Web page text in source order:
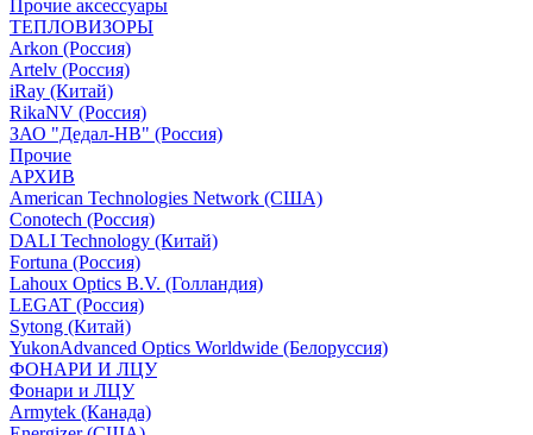
Прочие аксессуары
ТЕПЛОВИЗОРЫ
Arkon (Россия)
Artelv (Россия)
iRay (Китай)
RikaNV (Россия)
ЗАО "Дедал-НВ" (Россия)
Прочие
АРХИВ
American Technologies Network (США)
Conotech (Россия)
DALI Technology (Китай)
Fortuna (Россия)
Lahoux Optics B.V. (Голландия)
LEGAT (Россия)
Sytong (Китай)
YukonAdvanced Optics Worldwide (Белоруссия)
ФОНАРИ И ЛЦУ
Фонари и ЛЦУ
Armytek (Канада)